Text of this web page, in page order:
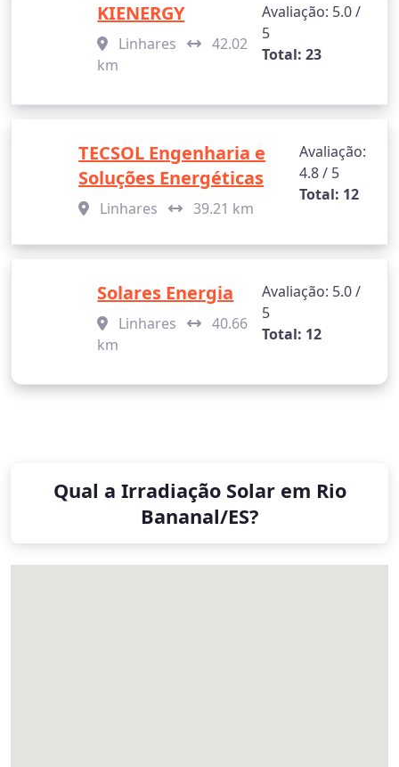
KIENERGY
Linhares
42.02
km
Avaliação: 5.0 /
5
Total: 23
TECSOL Engenharia e
Soluções Energéticas
Linhares 39.21 km
Avaliação:
4.8 / 5
Total: 12
Solares Energia
Linhares
40.66
km
Avaliação: 5.0 /
5
Total: 12
Qual a Irradiação Solar em Rio
Bananal/ES?